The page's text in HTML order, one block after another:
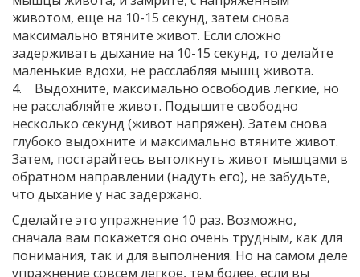
животом, еще на 10-15 секунд, затем снова
максимально втяните живот. Если сложно
задерживать дыхание на 10-15 секунд, то делайте
маленькие вдохи, не расслабляя мышц живота.
4. Выдохните, максимально освободив легкие, но
не расслабляйте живот. Подышите свободно
несколько секунд (живот напряжен). Затем снова
глубоко выдохните и максимально втяните живот.
Затем, постарайтесь вытолкнуть живот мышцами в
обратном направлении (надуть его), не забудьте,
что дыхание у нас задержано.
Сделайте это упражнение 10 раз. Возможно,
сначала вам покажется оно очень трудным, как для
понимания, так и для выполнения. Но на самом деле
упражнение совсем легкое, тем более, если вы